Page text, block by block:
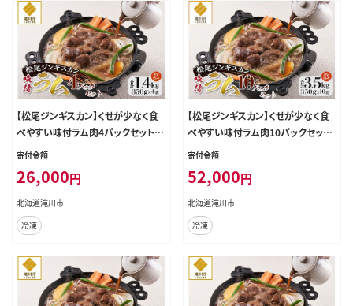
【松尾ジンギスカン】くせが少なく食
べやすい味付ラム肉4パックセット
北海道 ソウルフード 成吉思汗 BBQ
トン ラム肉 羊 羊肉 ジンギスカン タ
レ 味付 個包装 冷凍 おすすめ
寄付金額
26,000円
北海道滝川市
冷凍
【松尾ジンギスカン】くせが少なく食
べやすい味付ラム肉10パックセット
北海道 ソウルフード 成吉思汗 BBQ
トン ラム肉 羊 羊肉 ジンギスカン タ
レ 味付 個包装 冷凍 おすすめ
寄付金額
52,000円
北海道滝川市
冷凍